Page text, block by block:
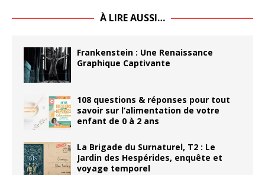
À LIRE AUSSI…
Frankenstein : Une Renaissance
Graphique Captivante
108 questions & réponses pour tout
savoir sur l’alimentation de votre
enfant de 0 à 2 ans
La Brigade du Surnaturel, T2 : Le
Jardin des Hespérides, enquête et
voyage temporel